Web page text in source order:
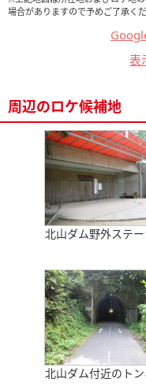
場合がありますので予めご了承くだ
表
周辺のロケ候補地
北山ダム野外ステ
北山ダム付近のト